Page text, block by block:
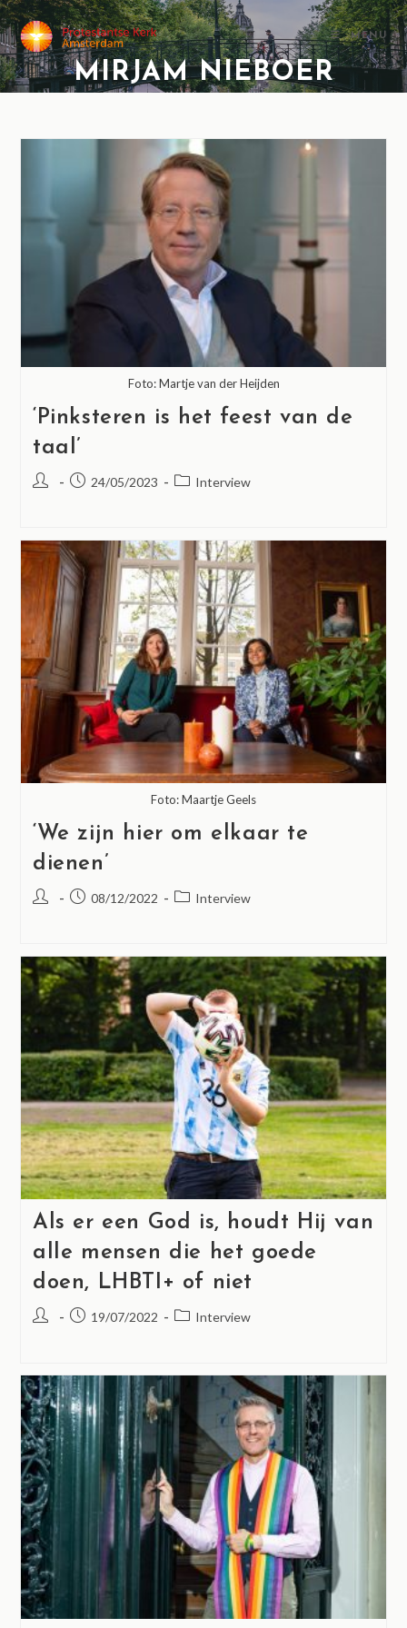
MENU
MIRJAM NIEBOER
Foto: Martje van der Heijden
‘Pinksteren is het feest van de
taal’
24/05/2023 Interview
Foto: Maartje Geels
‘We zijn hier om elkaar te
dienen’
08/12/2022 Interview
Als er een God is, houdt Hij van
alle mensen die het goede
doen, LHBTI+ of niet
19/07/2022 Interview